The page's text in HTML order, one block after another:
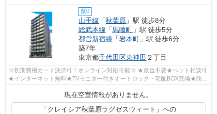
敷0
山手線 「秋葉原 」駅 徒歩8分
総武本線 「馬喰町 」駅 徒歩5分
都営新宿線 「岩本町 」駅 徒歩6分
築7年
東京都千代田区東神田 ２丁目
☆初期費用カード決済可！オンライン対応可能☆ ★敷金不要★ペット相談可
★インターネット無料★TVモニター付きオートロック・宅配BOX完備★防犯
現在空室情報がありません。
「クレイシア秋葉原ラグゼスウィート」への